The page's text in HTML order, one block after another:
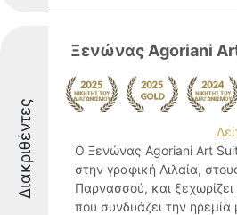
Διακριθέντες
Ξενώνας Agoriani
Ο Ξενώνας Agoriani Art
στην γραφική Λιλαία,
Παρνασσού, και
που συνδυάζει την ηρεμία